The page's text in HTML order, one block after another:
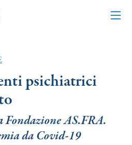
psichiatrici
Fondazione AS.FRA.
da Covid-19